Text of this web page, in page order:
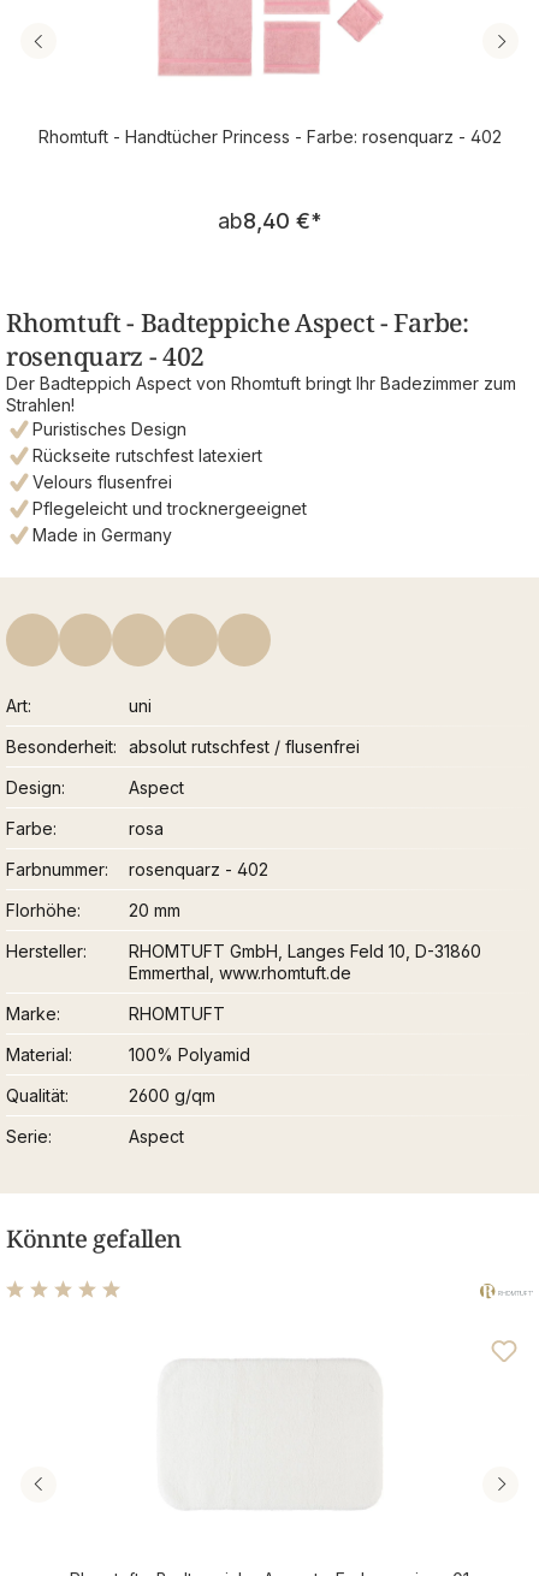
Rhomtuft - Handtücher Princess - Farbe: rosenquarz - 402
Regulärer Preis:
ab8,40 €*
Rhomtuft - Badteppiche Aspect - Farbe:
rosenquarz - 402
Der Badteppich Aspect von Rhomtuft bringt Ihr Badezimmer zum
Strahlen!
Puristisches Design
Rückseite rutschfest latexiert
Velours flusenfrei
Pflegeleicht und trocknergeeignet
Made in Germany
Art
uni
Besonderheit
absolut rutschfest / flusenfrei
Design
Aspect
Farbe
rosa
Farbnummer
rosenquarz - 402
Florhöhe
20 mm
Hersteller
RHOMTUFT GmbH, Langes Feld 10, D-31860
Emmerthal, www.rhomtuft.de
Marke
RHOMTUFT
Material
100% Polyamid
Qualität
2600 g/qm
Serie
Aspect
Könnte gefallen